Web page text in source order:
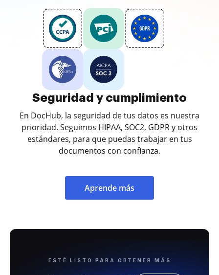
Seguridad y cumplimiento
En DocHub, la seguridad de tus datos es nuestra
prioridad. Seguimos HIPAA, SOC2, GDPR y otros
estándares, para que puedas trabajar en tus
documentos con confianza.
Aprende más
ESTÉ LISTO PARA OBTENER MÁS